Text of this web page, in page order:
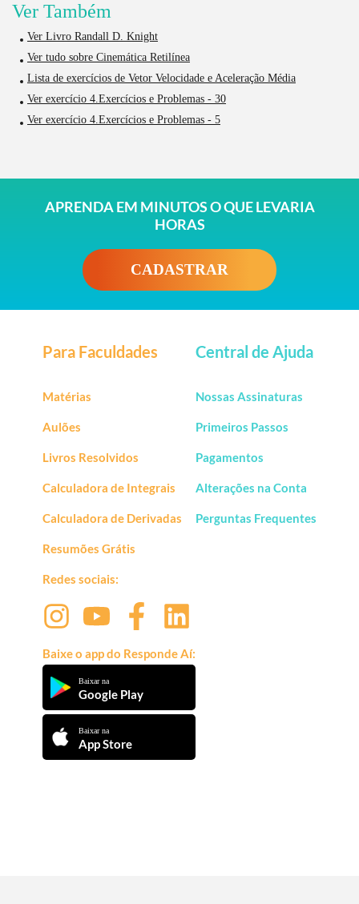
Ver Também
Ver Livro Randall D. Knight
Ver tudo sobre Cinemática Retilínea
Lista de exercícios de Vetor Velocidade e Aceleração Média
Ver exercício 4.Exercícios e Problemas - 30
Ver exercício 4.Exercícios e Problemas - 5
APRENDA EM MINUTOS O QUE LEVARIA
HORAS
CADASTRAR
Para Faculdades
Matérias
Aulões
Livros Resolvidos
Calculadora de Integrais
Calculadora de Derivadas
Resumões Grátis
Redes sociais:
Baixe o app do Responde Aí:
Baixar na
Google Play
Baixar na
App Store
Central de Ajuda
Nossas Assinaturas
Primeiros Passos
Pagamentos
Alterações na Conta
Perguntas Frequentes